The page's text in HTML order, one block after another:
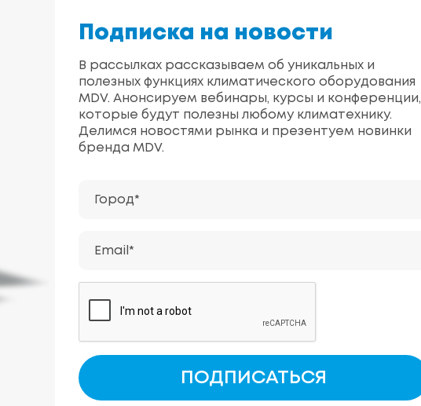
Подписка на новости
В рассылках рассказываем об уникальных и
полезных функциях климатического оборудования
MDV. Анонсируем вебинары, курсы и конференции,
которые будут полезны любому климатехнику.
Делимся новостями рынка и презентуем новинки
бренда MDV.
Город*
Email*
ПОДПИСАТЬСЯ